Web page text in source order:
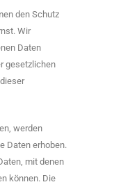
den Schutz
Wir
Daten
gesetzlichen
werden
Daten erhoben.
mit denen
können. Die